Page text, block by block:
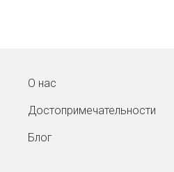
О нас
Достопримечательности
Блог